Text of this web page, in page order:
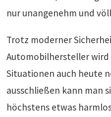
nur unangenehm und
Trotz moderner
Automobilhersteller wird man mit solchen
Situationen auch heute
ausschließen kann man
höchstens etwas